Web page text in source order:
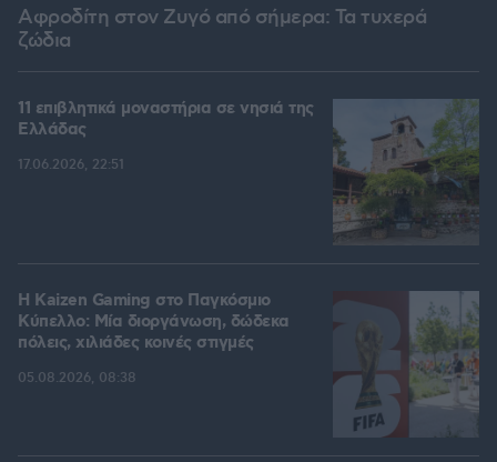
Αφροδίτη στον Ζυγό από σήμερα: Τα τυχερά
ζώδια
11 επιβλητικά μοναστήρια σε νησιά της
Ελλάδας
17.06.2026, 22:51
H Kaizen Gaming στο Παγκόσμιο
Kύπελλο: Μία διοργάνωση, δώδεκα
πόλεις, χιλιάδες κοινές στιγμές
05.08.2026, 08:38